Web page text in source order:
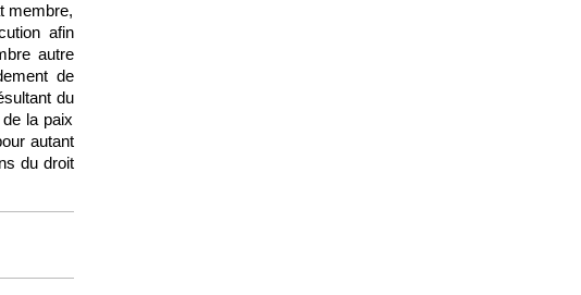
membre,
afin
autre
de
du
la paix
autant
du droit